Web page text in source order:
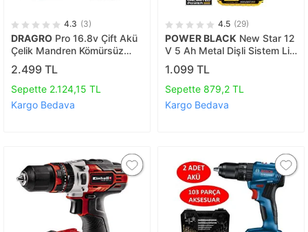
4.3 (3)
DRAGRO Pro 16.8v Çift Akü
Çelik Mandren Kömürsüz
Motor Şarjlı Matkap Akülü
Vidalama
2.499 TL
Sepette 2.124,15 TL
Kargo Bedava
4.5 (29)
POWER BLACK New Star 12
V 5 Ah Metal Dişli Sistem Li-
on Bataryalı Çift Akülü
Vidalama Matkap
1.099 TL
Sepette 879,2 TL
Kargo Bedava